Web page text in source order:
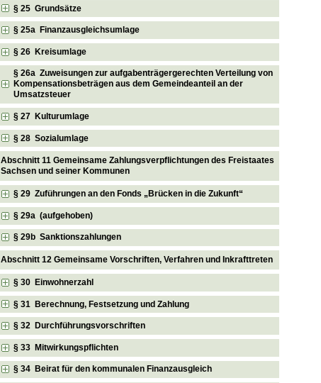
§ 25 Grundsätze
§ 25a Finanzausgleichsumlage
§ 26 Kreisumlage
§ 26a Zuweisungen zur aufgabenträgergerechten Verteilung von
Kompensationsbeträgen aus dem Gemeindeanteil an der
Umsatzsteuer
§ 27 Kulturumlage
§ 28 Sozialumlage
Abschnitt 11 Gemeinsame Zahlungsverpflichtungen des Freistaates
Sachsen und seiner Kommunen
§ 29 Zuführungen an den Fonds „Brücken in die Zukunft“
§ 29a (aufgehoben)
§ 29b Sanktionszahlungen
Abschnitt 12 Gemeinsame Vorschriften, Verfahren und Inkrafttreten
§ 30 Einwohnerzahl
§ 31 Berechnung, Festsetzung und Zahlung
§ 32 Durchführungsvorschriften
§ 33 Mitwirkungspflichten
§ 34 Beirat für den kommunalen Finanzausgleich